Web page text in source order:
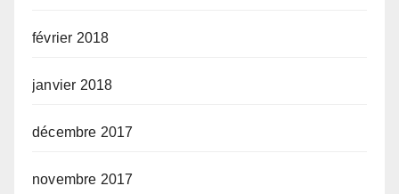
février 2018
janvier 2018
décembre 2017
novembre 2017